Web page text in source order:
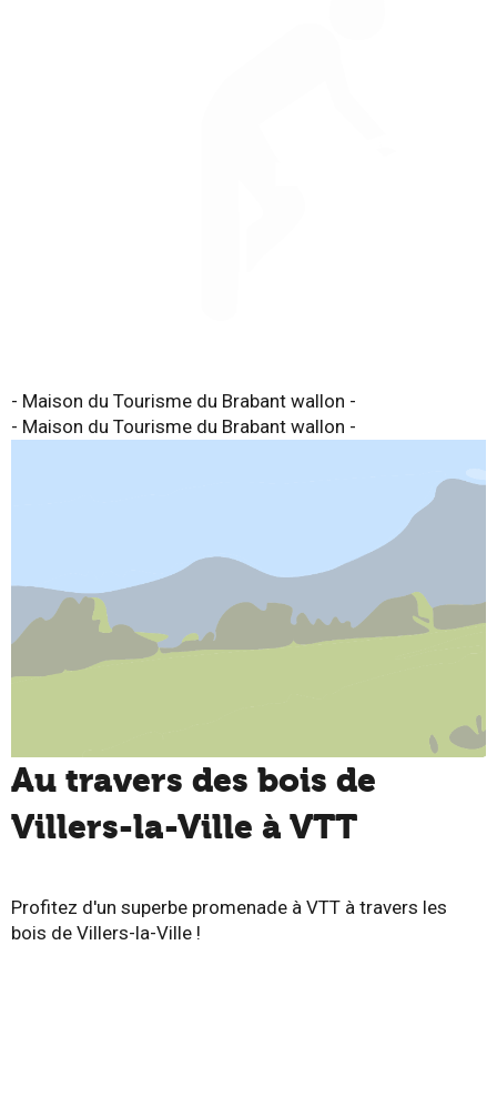
- Maison du Tourisme du Brabant wallon -
- Maison du Tourisme du Brabant wallon -
Au travers des bois de
Villers-la-Ville à VTT
Profitez d'un superbe promenade à VTT à travers les
bois de Villers-la-Ville !